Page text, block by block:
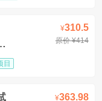
¥310.5
原价 ¥414
目
¥363.98